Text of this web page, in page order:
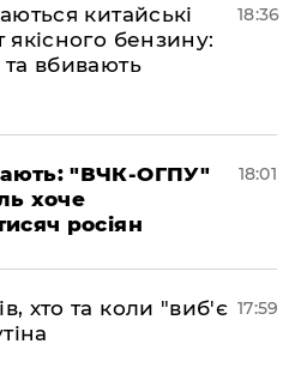
китайські
якісного бензину:
вбивають
18:36
"ВЧК-ОГПУ"
хоче
росіян
18:01
хто та коли "виб'є 17:59